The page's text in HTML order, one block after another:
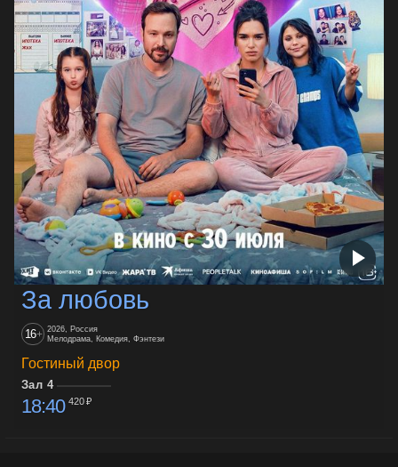
За любовь
16+ 2026, Россия
Мелодрама, Комедия, Фэнтези
Гостиный двор
Зал 4
18:40 420 ₽